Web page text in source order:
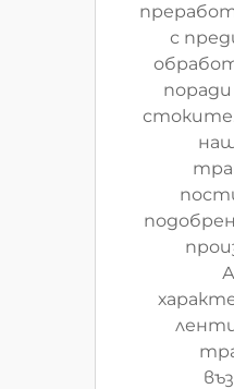
с
стоките.